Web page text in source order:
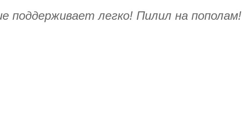
поддерживает легко! Пилил на пополам!